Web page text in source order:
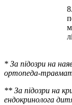
* За підозри на
ортопеда-
** За підозри на
ендокринолога